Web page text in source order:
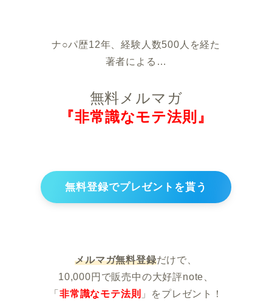
ナ○パ歴12年、経験人数500人を経た
著者による…
無料メルマガ
『非常識なモテ法則』
無料登録でプレゼントを貰う
メルマガ無料登録だけで、
10,000円で販売中の大好評note、
「 非常識なモテ法則 」をプレゼント！